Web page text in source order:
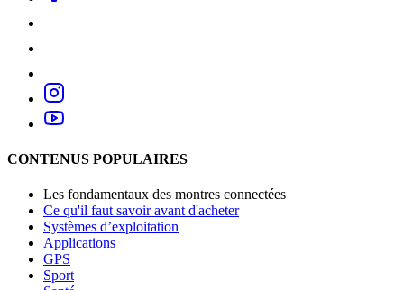
CONTENUS POPULAIRES
Les fondamentaux des montres connectées
Ce qu'il faut savoir avant d'acheter
Systèmes d’exploitation
Applications
GPS
Sport